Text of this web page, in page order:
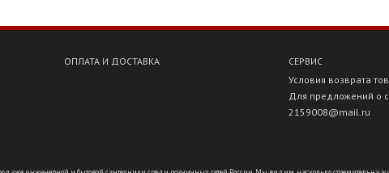
ОПЛАТА И ДОСТАВКА
СЕРВИС
Условия возврата
Для предложений о
2159008@mail.ru